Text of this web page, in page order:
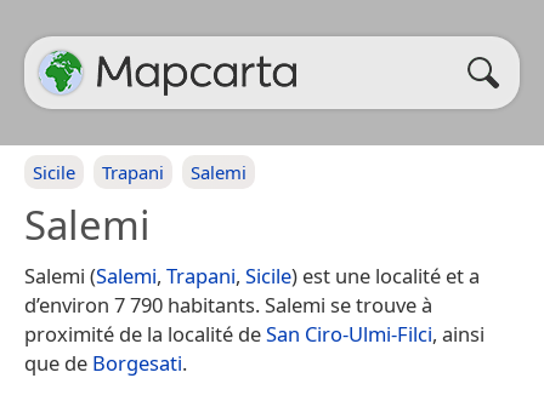
Sicile Trapani Salemi
Salemi
Salemi (Salemi, Trapani, Sicile) est une localité et a
d’environ 7 790 habitants. Salemi se trouve à
proximité de la localité deSan Ciro-Ulmi-Filci, ainsi
que de Borgesati.